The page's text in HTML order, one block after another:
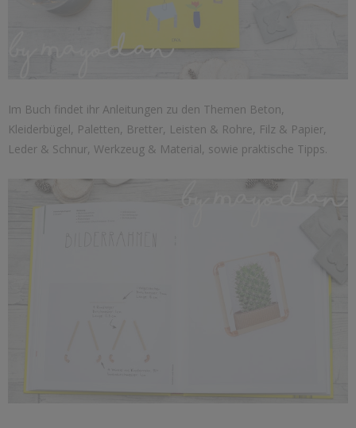
Im Buch findet ihr Anleitungen zu den Themen Beton,
Kleiderbügel, Paletten, Bretter, Leisten & Rohre, Filz & Papier,
Leder & Schnur, Werkzeug & Material, sowie praktische Tipps.